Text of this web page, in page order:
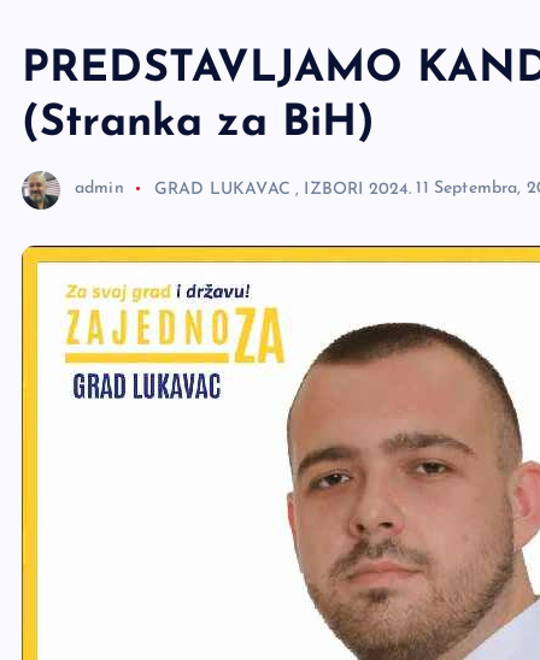
PREDSTAVLJAMO
(Stranka za BiH)
admin GRAD LUKAVAC , IZBORI 2024. 11 Septembra,